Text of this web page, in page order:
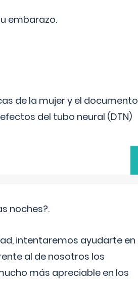
embarazo.
de la mujer y el documento
del tubo neural (DTN)
noches?.
intentaremos ayudarte en
al de nosotros los
más apreciable en los